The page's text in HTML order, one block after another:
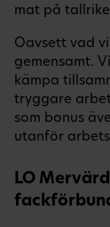
mat på
Oavsett vad
gemensamt.
kämpa
tryggare
som bonus
utanför
LO